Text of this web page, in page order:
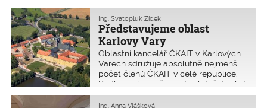
modelu dostat? Oproti běžným CAD systémům je
projektový BIM
Představujeme oblast
Karlovy Vary
Ing. Svatopluk Zídek
Oblastní kancelář ČKAIT v Karlových
Varech sdružuje absolutně nejmenší
počet členů ČKAIT v celé republice.
Podle zprávy o činnosti z letošní valné
hromady měla celkem pouhých 886
členů (pro porovnání Praha: 9883,
Ing. Anna Vlášková